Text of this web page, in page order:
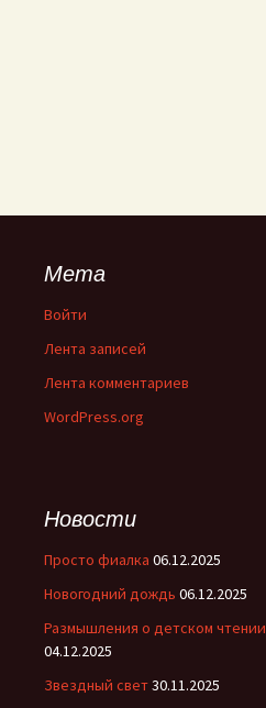
Мета
Войти
Лента записей
Лента комментариев
WordPress.org
Новости
Просто фиалка 06.12.2025
Новогодний дождь 06.12.2025
Размышления о детском чтении
04.12.2025
Звездный свет30.11.2025